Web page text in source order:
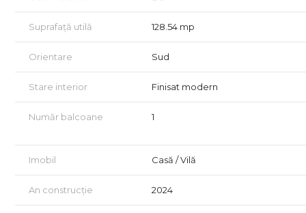
Suprafață utilă 128.54 mp
Orientare Sud
Stare interior Finisat modern
Număr balcoane 1
Imobil Casă / Vilă
An construcție 2024